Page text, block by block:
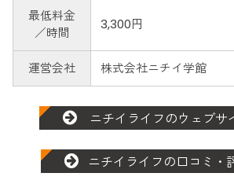
最低料金
／時間
3,300円
運営会社 株式会社ニチイ学館
ニチイライフのウェブサ
ニチイライフの口コミ・